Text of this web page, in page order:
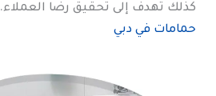
كذلك تهدف إلى تحقيق رضا العملاء.
حمامات في دبي